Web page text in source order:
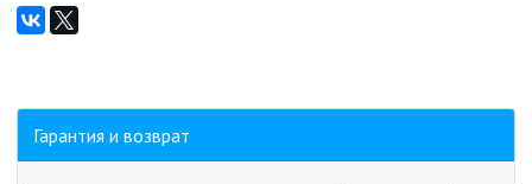
Гарантия и возврат